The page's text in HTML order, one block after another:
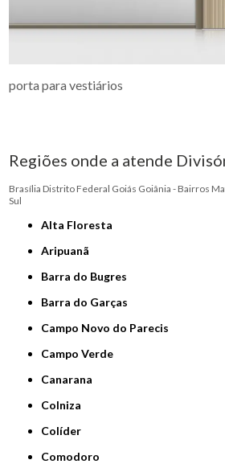
porta para vestiários
Regiões onde a atende
Brasília Distrito Federal Goiás Goiânia - Bairros
Sul
Alta Floresta
Aripuanã
Barra do Bugres
Barra do Garças
Campo Novo do Parecis
Campo Verde
Canarana
Colniza
Colíder
Comodoro